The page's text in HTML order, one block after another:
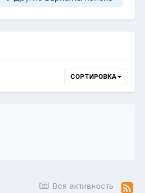
СОРТИРОВКА
Вся активность